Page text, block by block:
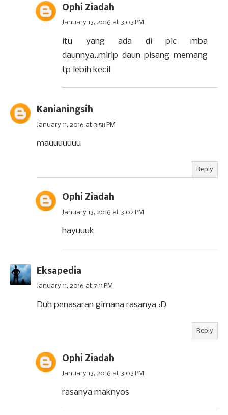
Ophi Ziadah
January 13, 2016 at 3:03 PM
itu yang ada di pic mba
daunnya..mirip daun pisang memang
tp lebih kecil
Kanianingsih
January 11, 2016 at 3:58 PM
mauuuuuuu
Reply
Ophi Ziadah
January 13, 2016 at 3:02 PM
hayuuuk
Eksapedia
January 11, 2016 at 7:11 PM
Duh penasaran gimana rasanya :D
Reply
Ophi Ziadah
January 13, 2016 at 3:03 PM
rasanya maknyos